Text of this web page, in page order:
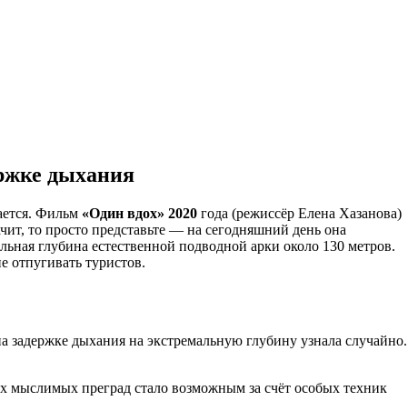
дыхания
Фильм «Один вдох» 2020 года (режиссёр Елена Хазанова)
то просто представьте — на сегодняшний день она
глубина естественной подводной арки около 130 метров.
туристов.
дыхания на экстремальную глубину узнала случайно.
мыслимых преград стало возможным за счёт особых техник